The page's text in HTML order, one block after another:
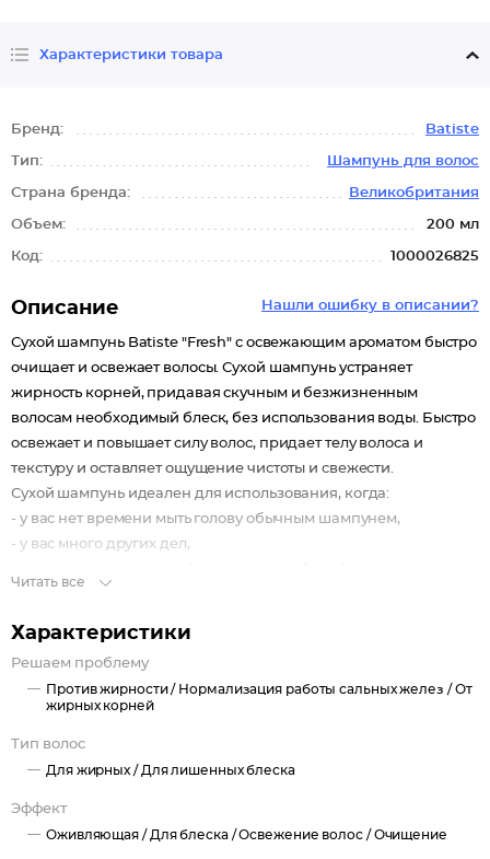
Характеристики товара
Бренд: Batiste
Тип: Шампунь для волос
Страна бренда: Великобритания
Объем: 200 мл
Код: 1000026825
Нашли ошибку в описании?
Описание
Сухой шампунь Batiste "Fresh" с освежающим ароматом быстро
очищает и освежает волосы. Сухой шампунь устраняет
жирность корней, придавая скучным и безжизненным
волосам необходимый блеск, без использования воды. Быстро
освежает и повышает силу волос, придает телу волоса и
текстуру и оставляет ощущение чистоты и свежести.
Сухой шампунь идеален для использования, когда:
- у вас нет времени мыть голову обычным шампунем,
- у вас много других дел,
Читать все
Характеристики
Решаем проблему
Против жирности / Нормализация работы сальных желез /От
жирных корней
Тип волос
Для жирных / Для лишенных блеска
Эффект
Оживляющая / Для блеска /Освежение волос /Очищение